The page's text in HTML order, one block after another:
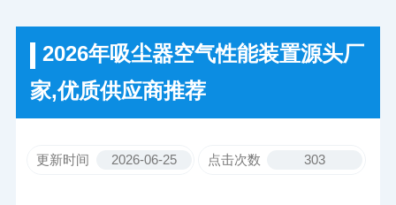
2026年吸尘器空气性能装置源头厂
家,优质供应商推荐
更新时间 2026-06-25 点击次数 303